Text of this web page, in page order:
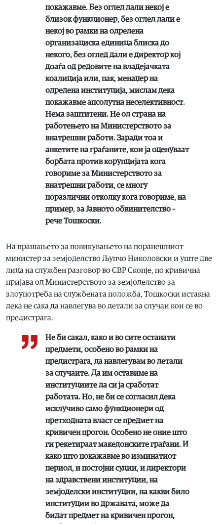
покажавме. Без оглед дали некој е
близок функционер, без оглед дали е
некој во рамки на одредена
организациска единица блиска до
некого, без оглед дали е директор кој
доаѓа од редовите на владејачката
коалиција или, пак, менаџер на
одредена институција, мислам дека
покажавме апсолутна неселективност.
Нема заштитени. Не од страна на
работењето на Министерството за
внатрешни работи. Заради тоа и
анкетите на граѓаните, кои ја оценуваат
борбата против корупцијата кога
говориме за Министерството за
внатрешни работи, се многу
поразлични отколку кога говориме, на
пример, за Јавното обвинителство –
рече Тошкоски.
На прашањето за повикувањето на поранешниот
министер за земјоделство Љупчо Николовски и уште две
лица на службен разговор во СВР Скопје, по кривична
пријава од Министерството за земјоделство за
злоупотреба на службената положба, Тошкоски истакна
дека не сака да навлегува во детали за случаи кои се во
предистрага.
Не би сакал, како и во сите останати
предмети, особено во рамки на
предистрага, да навлегувам во детали
за случаите. Да им оставиме на
институциите да си ја сработат
работата. Но, не би се согласил дека
исклучиво само функционери од
претходната власт се предмет на
кривичен прогон. Особено не оние што
ги рекетираат македонските граѓани. И
како што покажавме во изминатиот
период, и постојни судии, и директори
на здравствени институции, на
земјоделски институции, на какви било
институции во државата, може да
бидат предмет на кривичен прогон,